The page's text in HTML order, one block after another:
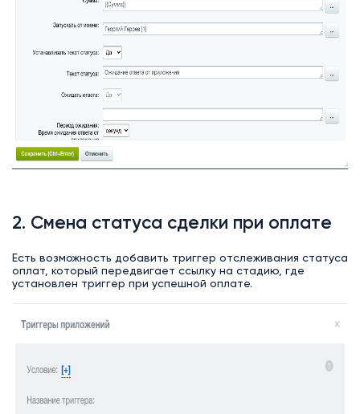
2. Смена статуса сделки при оплате
Есть возможность добавить триггер отслеживания статуса
оплат, который передвигает ссылку на стадию, где
установлен триггер при успешной оплате.